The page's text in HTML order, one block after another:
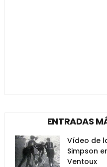
ENTRADAS
Vídeo de
Simpson
Ventoux